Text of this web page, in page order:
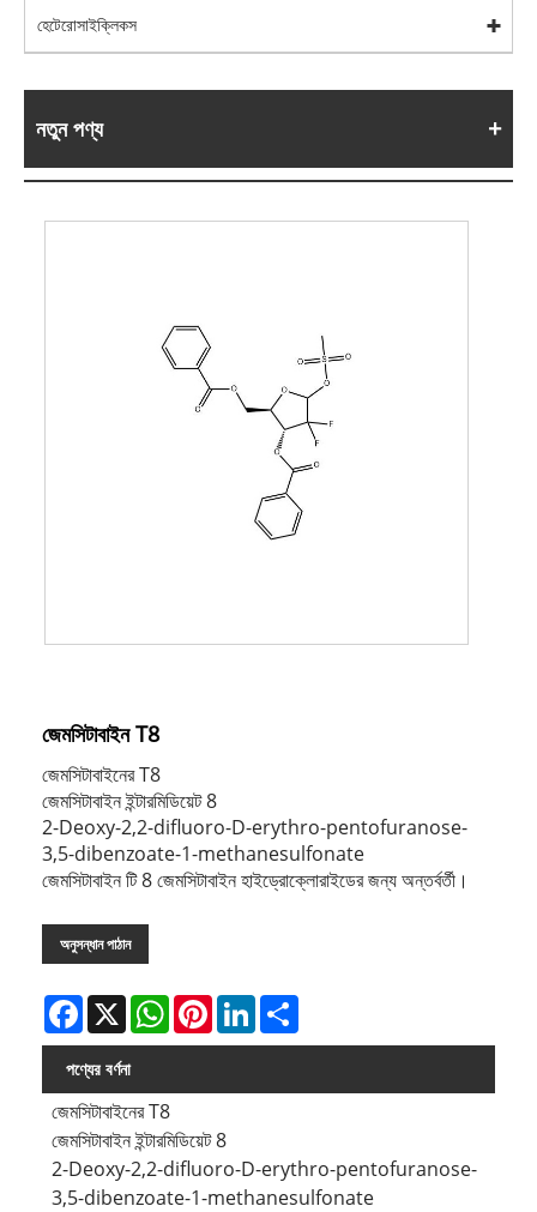
হেটেরোসাইক্লিকস
নতুন পণ্য
জেমসিটাবাইন T8
জেমসিটাবাইনের T8
জেমসিটাবাইন ইন্টারমিডিয়েট 8
2-Deoxy-2,2-difluoro-D-erythro-pentofuranose-
3,5-dibenzoate-1-methanesulfonate
জেমসিটাবাইন টি 8 জেমসিটাবাইন হাইড্রোক্লোরাইডের জন্য অন্তর্বর্তী।
অনুসন্ধান পাঠান
Facebook
X WhatsAppPinterestLinkedIn
পণ্যের বর্ণনা
জেমসিটাবাইনের T8
জেমসিটাবাইন ইন্টারমিডিয়েট 8
2-Deoxy-2,2-difluoro-D-erythro-pentofuranose-
3,5-dibenzoate-1-methanesulfonate